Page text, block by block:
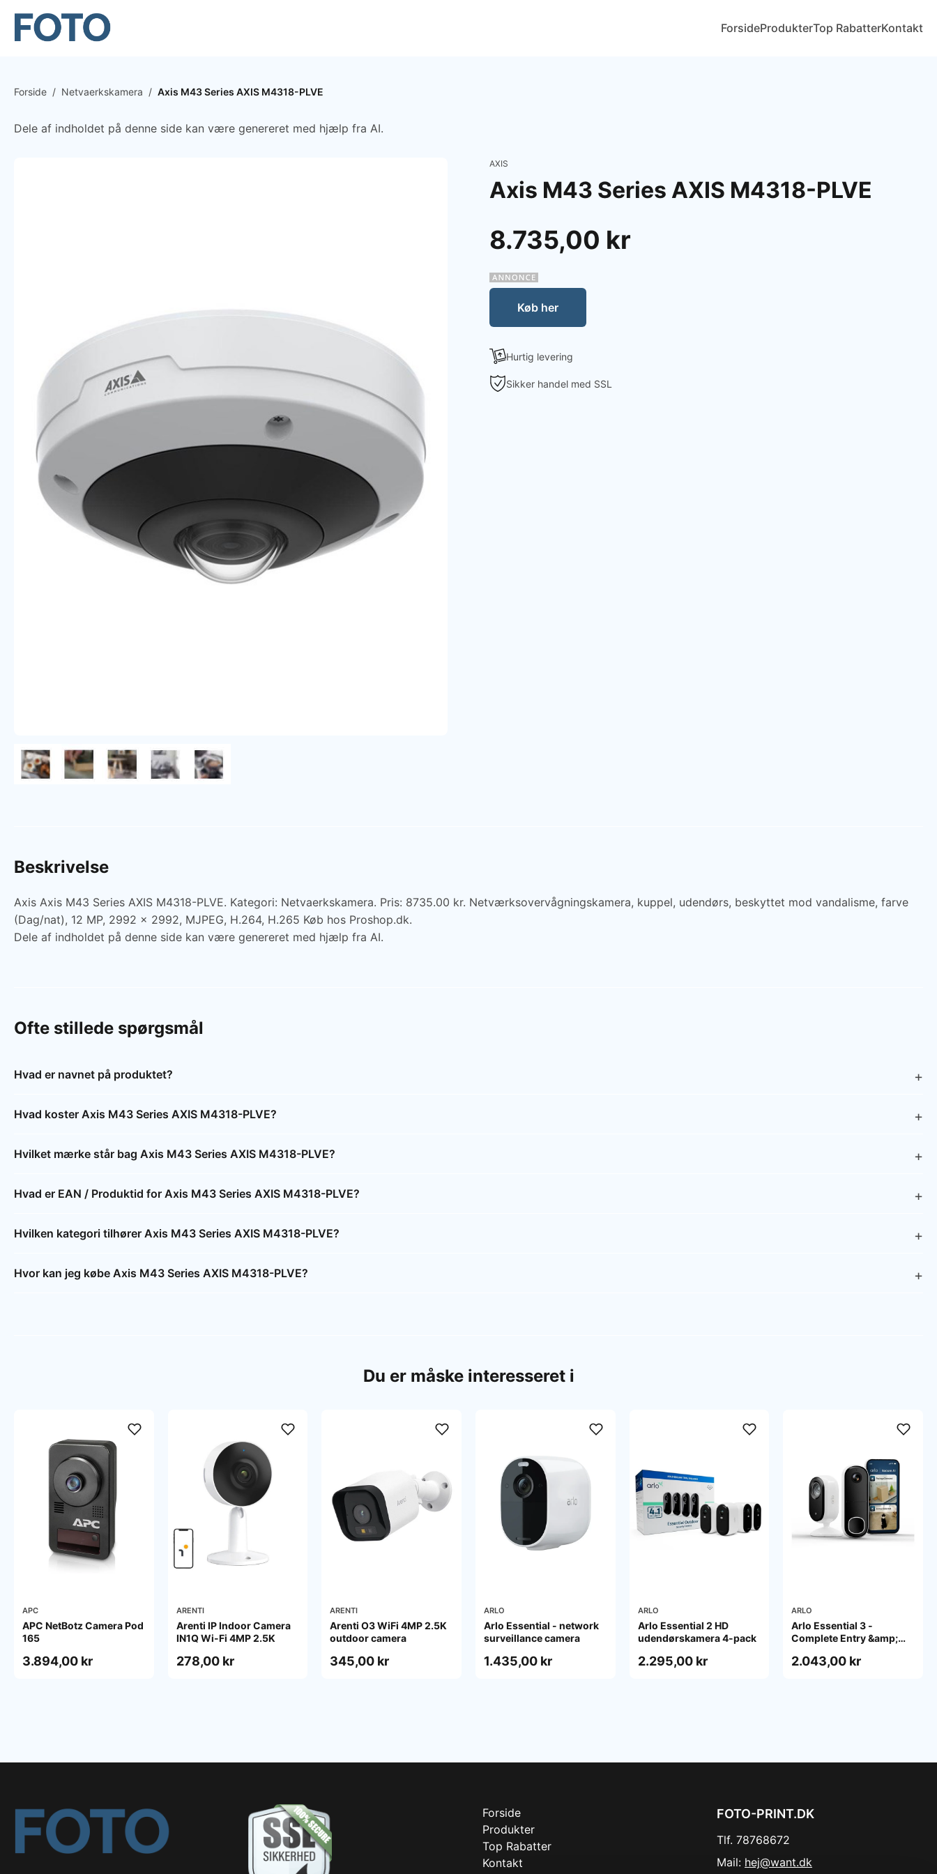
ForsideProdukterTop RabatterKontakt
Forside / Netvaerkskamera / Axis M43 Series AXIS M4318-PLVE
Dele af indholdet på denne side kan være genereret med hjælp fra AI.
AXIS
Axis M43 Series AXIS M4318-PLVE
8.735,00 kr
Køb her
Hurtig levering
Sikker handel med SSL
Beskrivelse
Axis Axis M43 Series AXIS M4318-PLVE. Kategori: Netvaerkskamera. Pris: 8735.00 kr. Netværksovervågningskamera, kuppel, udendørs, beskyttet mod vandalisme, farve
(Dag/nat), 12 MP, 2992 x 2992, MJPEG, H.264, H.265 Køb hos Proshop.dk.
Dele af indholdet på denne side kan være genereret med hjælp fra AI.
Ofte stillede spørgsmål
Hvad er navnet på produktet?
Hvad koster Axis M43 Series AXIS M4318-PLVE?
Hvilket mærke står bag Axis M43 Series AXIS M4318-PLVE?
Hvad er EAN / Produktid for Axis M43 Series AXIS M4318-PLVE?
Hvilken kategori tilhører Axis M43 Series AXIS M4318-PLVE?
Hvor kan jeg købe Axis M43 Series AXIS M4318-PLVE?
Du er måske interesseret i
APC
APC NetBotz Camera Pod
165
3.894,00 kr
ARENTI
Arenti IP Indoor Camera
IN1Q Wi-Fi 4MP 2.5K
278,00 kr
ARENTI
Arenti O3 WiFi 4MP 2.5K
outdoor camera
345,00 kr
ARLO
Arlo Essential - network
surveillance camera
1.435,00 kr
ARLO
Arlo Essential 2 HD
udendørskamera 4-pack
2.295,00 kr
ARLO
Arlo Essential 3 -
Complete Entry &amp;
network surveillance
2.043,00 kr
Forside
Produkter
Top Rabatter
Kontakt
FOTO-PRINT.DK
Tlf. 78768672
Mail: hej@want.dk